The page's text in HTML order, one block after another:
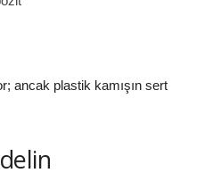
ancak plastik kamışın sert